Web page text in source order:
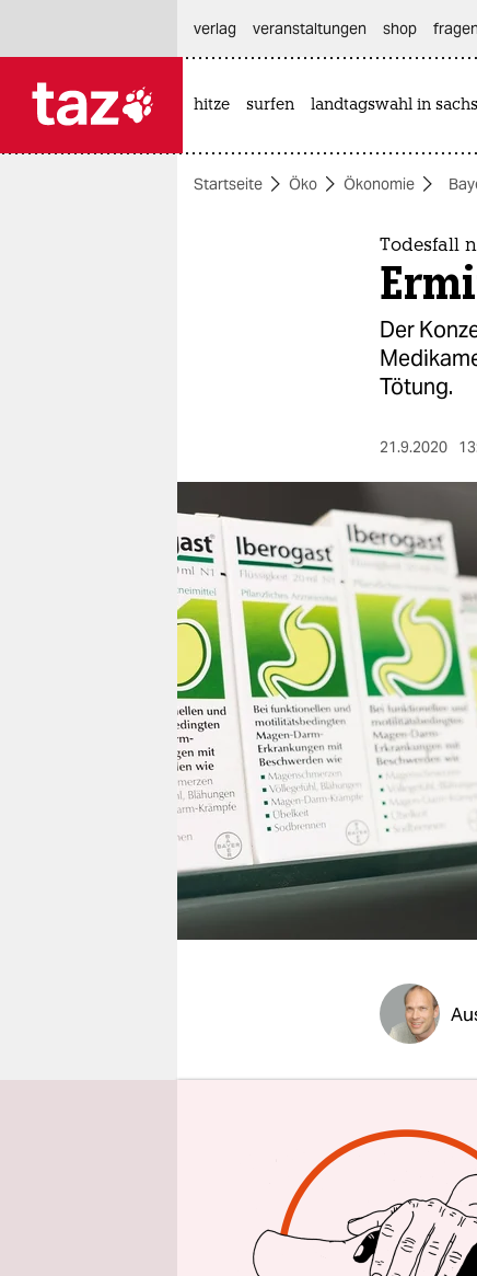
themen
nord
wahrheit
verlag
verlag
veranstaltungen
shop
fragen & hilfe
unterstützen
abo
genossenschaft
verlag
veranstaltungen shop
hitze surfen landtagswahl in
Startseite Öko Ökonomie
Todesfall
Der
Tötung.
21.9.2020
Die
Bayer-
56-